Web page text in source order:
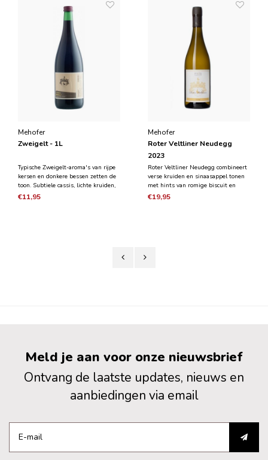
Mehofer
Zweigelt - 1L
Typische Zweigelt-aroma's van rijpe
kersen en donkere bessen zetten de
toon. Subtiele cassis, lichte kruiden,
elegante structuur. Wat chocolade
€11,95
Mehofer
Roter Veltliner Neudegg
2023
Roter Veltliner Neudegg combineert
verse kruiden en sinaasappel tonen
met hints van romige biscuit en
honing in de neus. Wat een smaak!
€19,95
Meld je aan voor onze nieuwsbrief
Ontvang de laatste updates, nieuws en
aanbiedingen via email